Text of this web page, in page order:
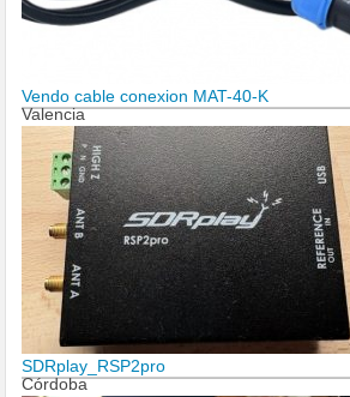
Vendo cable conexion MAT-40-K
Valencia
SDRplay_RSP2pro
Córdoba